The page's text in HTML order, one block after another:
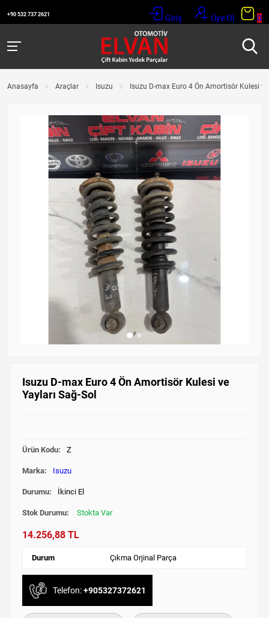
+90 532 737 2621 Giriş Üye Ol 0
Anasayfa Araçlar Isuzu Isuzu D-max Euro 4 Ön Amortisör Kulesi ve
Isuzu D-max Euro 4 Ön Amortisör Kulesi ve
Yayları Sağ-Sol
Ürün Kodu: Z
Marka: Isuzu
Durumu: İkinci El
Stok Durumu: Stokta Var
14.256,88 TL
Durum Çıkma Orjinal Parça
Telefon:+905327372621